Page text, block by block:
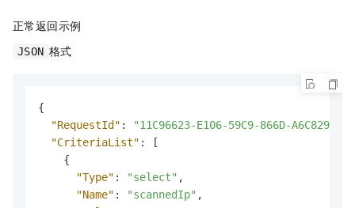
正常返回示例
JSON 格式
{
"RequestId" :
"11C96623-E106-59C9-866D-
"CriteriaList" :
[
{
"Type" : "select" ,
"Name" : "scannedIp" ,